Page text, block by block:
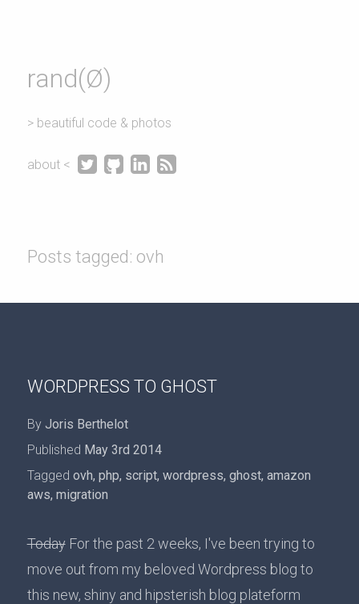
rand(Ø)
> beautiful code & photos
about <    
Posts tagged: ovh
WORDPRESS TO GHOST
By Joris Berthelot
Published May 3rd 2014
Tagged ovh, php, script, wordpress, ghost, amazon
aws, migration
TodayFor the past 2 weeks, I've been trying to
move out from my beloved Wordpress blog to
this new, shiny and hipsterish blog plateform